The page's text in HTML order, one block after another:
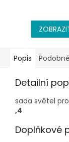
systém pro
Popis
Detailní
sada světel
,4
Doplňkové